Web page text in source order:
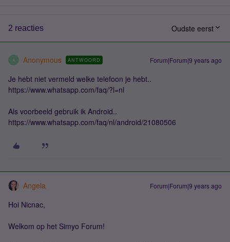
2 reacties Oudste eerst
A Anonymous ANTWOORD Forum|Forum|9 years ago
Je hebt niet vermeld welke telefoon je hebt..
https://www.whatsapp.com/faq/?l=nl
Als voorbeeld gebruik ik Android..
https://www.whatsapp.com/faq/nl/android/21080506
Angela Forum|Forum|9 years ago
Hoi Nicnac,
Welkom op het Simyo Forum!